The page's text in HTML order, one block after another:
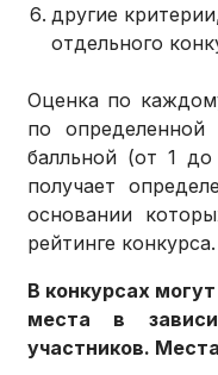
другие
отдельного
Оценка по
по
балльной (от 1
получает
основании
рейтинге конкурса.
В конкурсах
места в
участников.